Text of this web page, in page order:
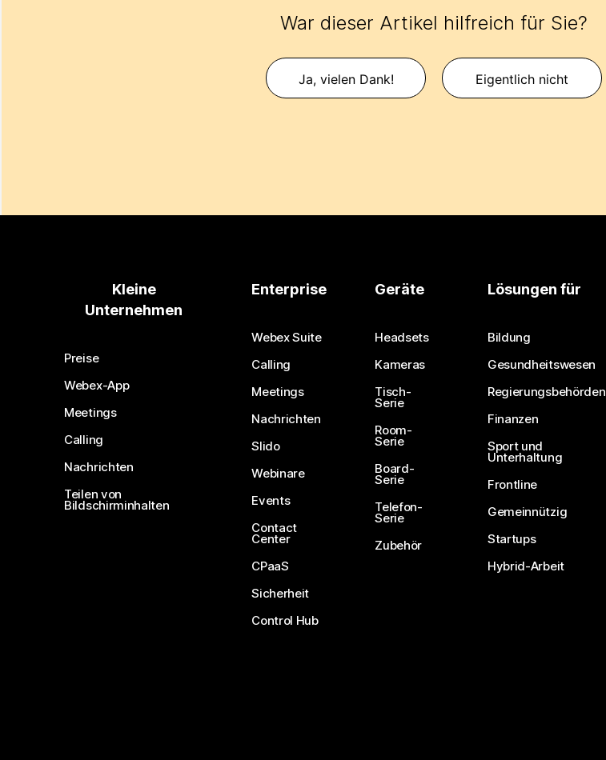
War dieser Artikel hilfreich für Sie?
Ja, vielen Dank! Eigentlich nicht
Kleine
Unternehmen
Preise
Webex-App
Meetings
Calling
Nachrichten
Teilen von
Bildschirminhalten
Enterprise
Webex Suite
Calling
Meetings
Nachrichten
Slido
Webinare
Events
Contact
Center
CPaaS
Sicherheit
Control Hub
Geräte
Headsets
Kameras
Tisch-
Serie
Room-
Serie
Board-
Serie
Telefon-
Serie
Zubehör
Lösungen für
Bildung
Gesundheitswesen
Regierungsbehörden
Finanzen
Sport und
Unterhaltung
Frontline
Gemeinnützig
Startups
Hybrid-Arbeit